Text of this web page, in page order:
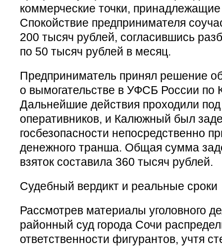
коммерческие точки,
Спокойствие предпринимателя
200 тысяч рублей, согласившись
по 50 тысяч рублей в месяц.
Предприниматель принял решение
о вымогательстве в УФСБ России по
Дальнейшие действия проходили
оперативников, и Калюжный был
госбезопасности непосредственно
денежного транша. Общая сумма
взяток составила 360 тысяч рублей.
Судебный вердикт и реальные сроки
Рассмотрев материалы уголовного
районный суд города Сочи
ответственности фигурантов, учтя